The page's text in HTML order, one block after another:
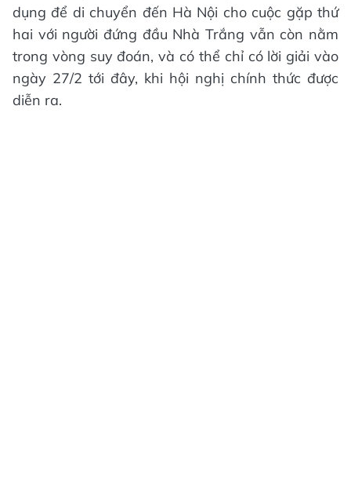
dụng để di chuyển đến Hà Nội cho cuộc gặp thứ
hai với người đứng đầu Nhà Trắng vẫn còn nằm
trong vòng suy đoán, và có thể chỉ có lời giải vào
ngày 27/2 tới đây, khi hội nghị chính thức được
diễn ra.